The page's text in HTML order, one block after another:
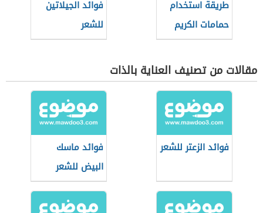
طريقة استخدام
حمامات الكريم
للشعر
فوائد الجيلاتين
للشعر
مقالات من تصنيف العناية بالذات
فوائد الزعتر للشعر
فوائد ماسك
البيض للشعر